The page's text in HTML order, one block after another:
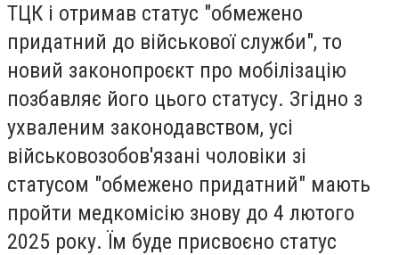
ТЦК і отримав статус "обмежено
придатний до військової служби", то
новий законопроєкт про мобілізацію
позбавляє його цього статусу. Згідно з
ухваленим законодавством, усі
військовозобов'язані чоловіки зі
статусом "обмежено придатний" мають
пройти медкомісію знову до 4 лютого
2025 року. Їм буде присвоєно статус